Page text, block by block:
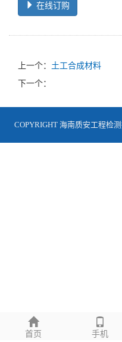
在线订购
上一个： 土工合成材料
下一个：
首页 手机
COPYRIGHT 海南质安工程检